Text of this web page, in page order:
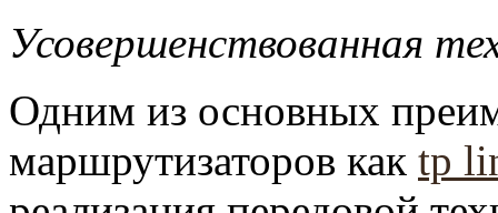
Усовершенствованная
Одним из основных
маршрутизаторов как tp